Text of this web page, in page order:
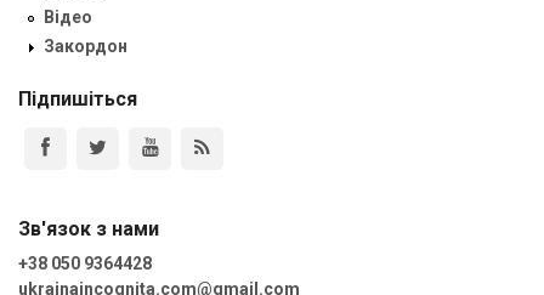
Відео
Закордон
Підпишіться
Зв'язок з нами
+38 050 9364428
ukrainaincognita.com@gmail.com